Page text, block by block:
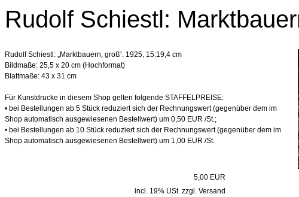
Rudolf Schiestl:
Rudolf Schiestl: „Marktbauern, groß“. 1925, 15:19,4 cm
Bildmaße: 25,5 x 20 cm (Hochformat)
Blattmaße: 43 x 31 cm
Für Kunstdrucke in diesem Shop gelten folgende STAFFELPREISE:
• bei Bestellungen ab 5 Stück reduziert sich der Rechnungswert (gegenüber dem im
Shop automatisch ausgewiesenen Bestellwert) um 0,50 EUR /St.;
• bei Bestellungen ab 10 Stück reduziert sich der Rechnungswert (gegenüber dem im
Shop automatisch ausgewiesenen Bestellwert) um 1,00 EUR /St.
5,00 EUR
incl. 19% USt. zzgl. Versand